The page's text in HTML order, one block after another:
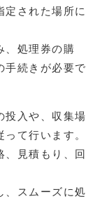
定された場所に
、処理券の購
手続きが必要で
投入や、収集場
て行います。
、見積もり、回
、スムーズに処